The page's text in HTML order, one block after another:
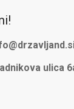
ulica